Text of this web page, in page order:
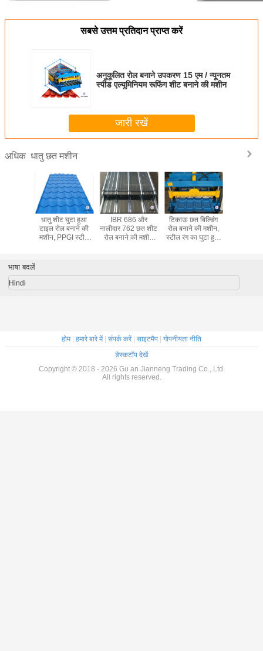
सबसे उत्तम प्रतिदान प्राप्त करें
अनुकूलित रोल बनाने उपकरण 15 एम / न्यूनतम
स्पीड एल्यूमिनियम रूफिंग शीट बनाने की मशीन
जारी रखें
अधिक धातु छत मशीन
धातु शीट घुटा हुआ
टाइल रोल बनाने की
मशीन, PPGI स्टील
IBR 686 और
नालीदार 762 छत शीट
रोल बनाने की मशीन
टिकाऊ छत बिल्डिंग
रोल बनाने की मशीन,
स्टील रंग का घुटा हुआ
भाषा बदलें
Hindi
होम| हमारे बारे में| संपर्क करें| साइटमैप | गोपनीयता नीति
डेस्कटॉप देखें
Copyright © 2018 - 2026 Gu an Jianneng Trading Co., Ltd.
All rights reserved.